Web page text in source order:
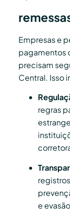
Empresas e
pagamentos
precisam
Central. Isso
regras
e